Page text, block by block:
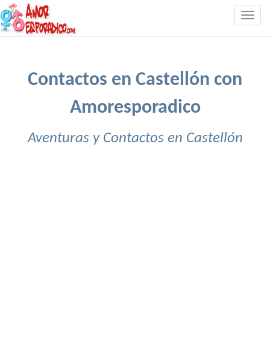
Contactos en Castellón con
Amoresporadico
Aventuras y Contactos en Castellón